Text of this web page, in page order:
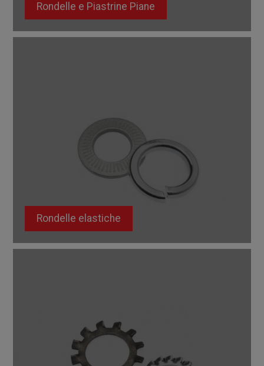
Rondelle e Piastrine Piane
Rondelle elastiche